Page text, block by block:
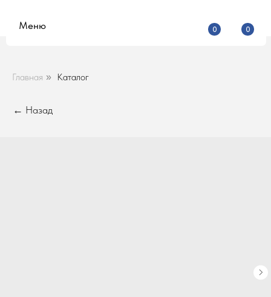
Главная » Каталог
← Назад